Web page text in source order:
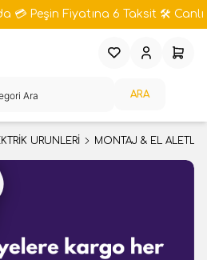
💳 Peşin Fiyatına 6 Taksit 🛠️ Canlı
ARA
FavorilerimHesabım
ÜRÜNLERİ MONTAJ & EL